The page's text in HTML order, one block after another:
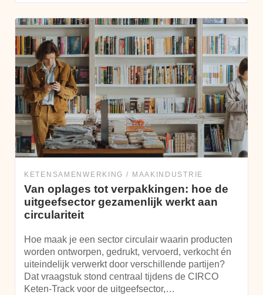
KETENSAMENWERKING MAAKINDUSTRIE
Van oplages tot verpakkingen: hoe de
uitgeefsector gezamenlijk werkt aan
circulariteit
Hoe maak je een sector circulair waarin producten
worden ontworpen, gedrukt, vervoerd, verkocht én
uiteindelijk verwerkt door verschillende partijen?
Dat vraagstuk stond centraal tijdens de CIRCO
Keten-Track voor de uitgeefsector,…